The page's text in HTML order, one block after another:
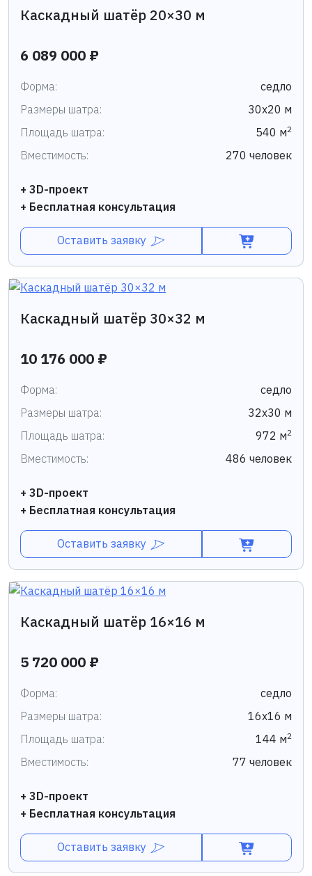
Каскадный шатёр 20×30 м
6 089 000 ₽
Форма:
седло
Размеры шатра:
30х20 м
Площадь шатра:
540 м2
Вместимость: 270 человек
+ 3D-проект
+ Бесплатная консультация
Оставить заявку
Каскадный шатёр 30×32 м
10 176 000 ₽
Форма:
седло
Размеры шатра:
32х30 м
Площадь шатра:
972 м2
Вместимость: 486 человек
+ 3D-проект
+ Бесплатная консультация
Оставить заявку
Каскадный шатёр 16×16 м
5 720 000 ₽
Форма:
седло
Размеры шатра:
16х16 м
Площадь шатра:
144 м2
Вместимость: 77 человек
+ 3D-проект
+ Бесплатная консультация
Оставить заявку